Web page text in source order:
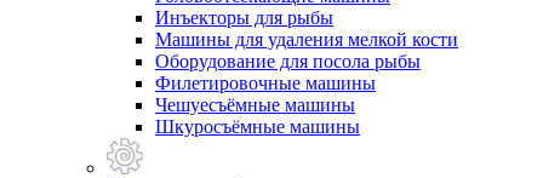
Инъекторы для рыбы
Машины для удаления мелкой кости
Оборудование для посола рыбы
Филетировочные машины
Чешуесъёмные машины
Шкуросъёмные машины